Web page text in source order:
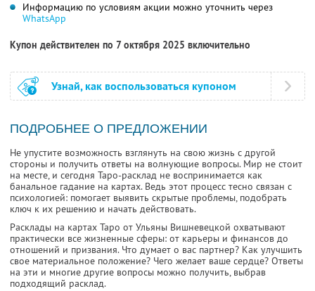
Информацию по условиям акции можно уточнить через
WhatsApp
Купон действителен по 7 октября 2025 включительно
Узнай, как воспользоваться купоном
ПОДРОБНЕЕ О ПРЕДЛОЖЕНИИ
Не упустите возможность взглянуть на свою жизнь с другой
стороны и получить ответы на волнующие вопросы. Мир не стоит
на месте, и сегодня Таро-расклад не воспринимается как
банальное гадание на картах. Ведь этот процесс тесно связан с
психологией: помогает выявить скрытые проблемы, подобрать
ключ к их решению и начать действовать.
Расклады на картах Таро от Ульяны Вишневецкой охватывают
практически все жизненные сферы: от карьеры и финансов до
отношений и призвания. Что думает о вас партнер? Как улучшить
свое материальное положение? Чего желает ваше сердце? Ответы
на эти и многие другие вопросы можно получить, выбрав
подходящий расклад.